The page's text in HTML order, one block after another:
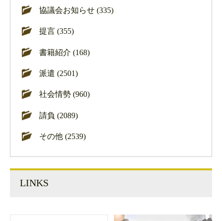
協議会お知らせ (335)
提言 (355)
書籍紹介 (168)
派遣 (2501)
社会情勢 (960)
請負 (2089)
その他 (2539)
LINKS